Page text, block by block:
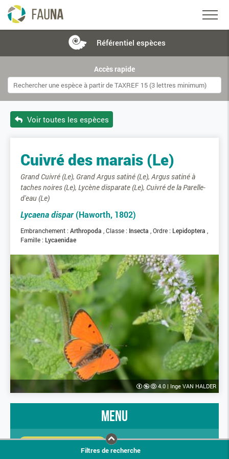
Référentiel espèces
Accès rapide
Voir toutes les espèces
Cuivré des marais (Le)
Grand Cuivré (Le), Grand Argus satiné (Le), Argus satiné à
taches noires (Le), Lycène disparate (Le), Cuivré de la Parelle-
d'eau (Le)
Lycaena dispar(Haworth, 1802)
Embranchement : Arthropoda Classe : Insecta Ordre : Lepidoptera
Famille : Lycaenidae
4.0 | Inge VAN HALDER
menu
Filtres de recherche